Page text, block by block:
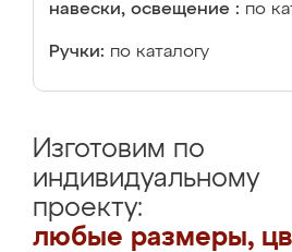
навески, освещение : по
Ручки: по каталогу
Изготовим по
индивидуальному
проекту:
любые размеры,